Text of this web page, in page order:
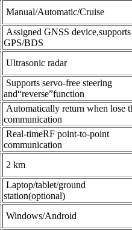
Manual/Automatic/Cruise
Assigned GNSS device,supports
GPS/BDS
Ultrasonic radar
Supports servo-free steering
and“reverse”function
Automatically return when lose
communication
Real-timeRF point-to-point
communication
2 km
Laptop/tablet/ground
station(optional)
Windows/Android